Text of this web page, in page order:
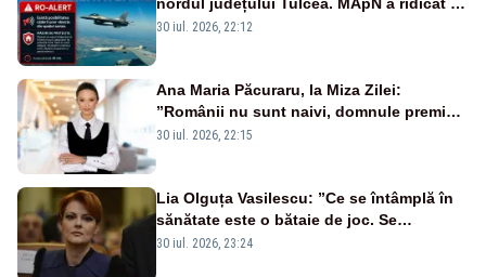
la sol două avioane F-16
30 iul. 2026, 22:12
Ana Maria Păcuraru, la Miza Zilei:
”Românii nu sunt naivi, domnule premier
Bolojan”
30 iul. 2026, 22:15
Lia Olguța Vasilescu: ”Ce se întâmplă în
sănătate este o bătaie de joc. Se
guvernează extraordinar de prost”
30 iul. 2026, 23:24